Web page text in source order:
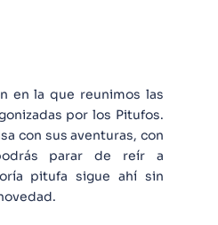
en la que reunimos las
por los Pitufos.
con sus aventuras, con
parar de reír a
pitufa sigue ahí sin